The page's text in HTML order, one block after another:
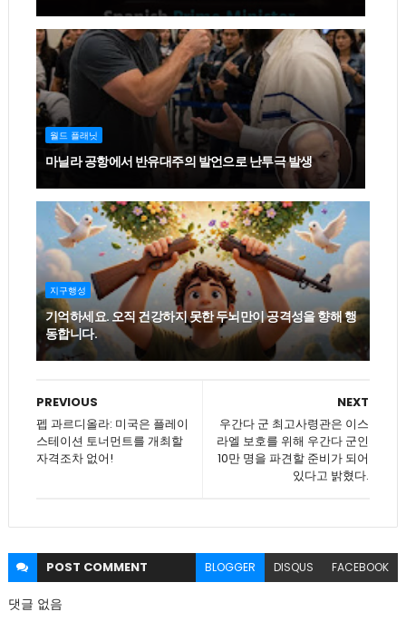
월드 플래닛
마닐라 공항에서 반유대주의 발언으로 난투극 발생
지구행성
기억하세요. 오직 건강하지 못한 두뇌만이 공격성을 향해 행
동합니다.
NEXT
우간다 군 최고사령관은 이스
라엘 보호를 위해 우간다 군인
10만 명을 파견할 준비가 되어
있다고 밝혔다.
PREVIOUS
펩 과르디올라: 미국은 플레이
스테이션 토너먼트를 개최할
자격조차 없어!
POST COMMENT BLOGGER DISQUS FACEBOOK
댓글 없음